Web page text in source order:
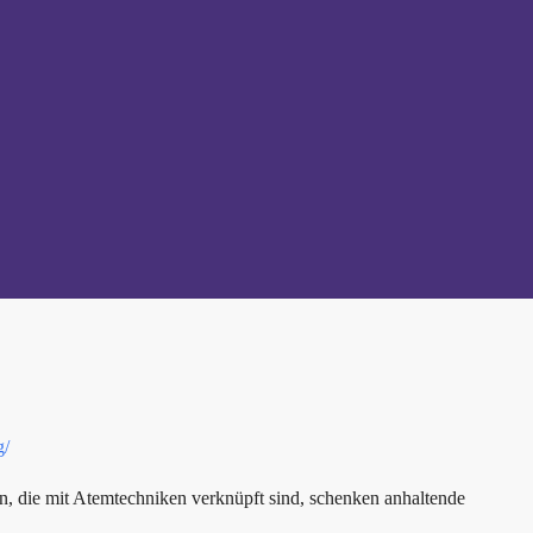
die mit Atemtechniken verknüpft sind, schenken anhaltende